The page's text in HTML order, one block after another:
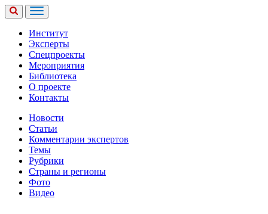
Институт
Эксперты
Спецпроекты
Мероприятия
Библиотека
О проекте
Контакты
Новости
Статьи
Комментарии экспертов
Темы
Рубрики
Страны и регионы
Фото
Видео